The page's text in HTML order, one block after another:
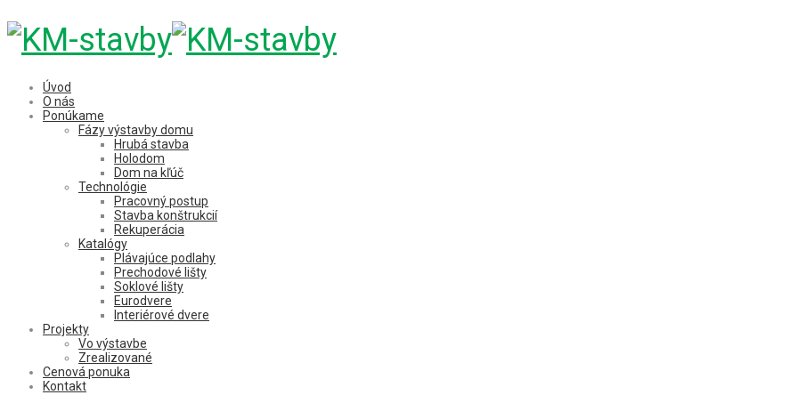
Úvod
O nás
Ponúkame
Fázy výstavby domu
Hrubá stavba
Holodom
Dom na kľúč
Technológie
Pracovný postup
Stavba konštrukcií
Rekuperácia
Katalógy
Plávajúce podlahy
Prechodové lišty
Soklové lišty
Eurodvere
Interiérové dvere
Projekty
Vo výstavbe
Zrealizované
Cenová ponuka
Kontakt